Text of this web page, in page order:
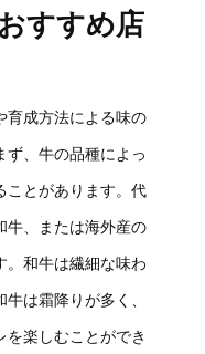
すすめ店
育成方法による味の
ず、牛の品種によっ
ことがあります。代
牛、または海外産の
。和牛は繊細な味わ
は霜降りが多く、
を楽しむことができ